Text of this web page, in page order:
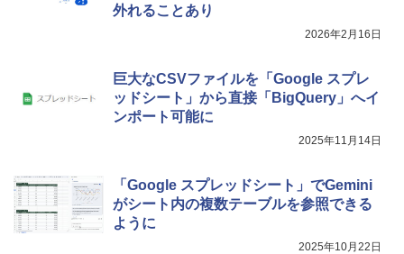
外れることあり
2026年2月16日
巨大なCSVファイルを「Google スプレ
ッドシート」から直接「BigQuery」へイ
ンポート可能に
2025年11月14日
「Google スプレッドシート」でGemini
がシート内の複数テーブルを参照できる
ように
2025年10月22日